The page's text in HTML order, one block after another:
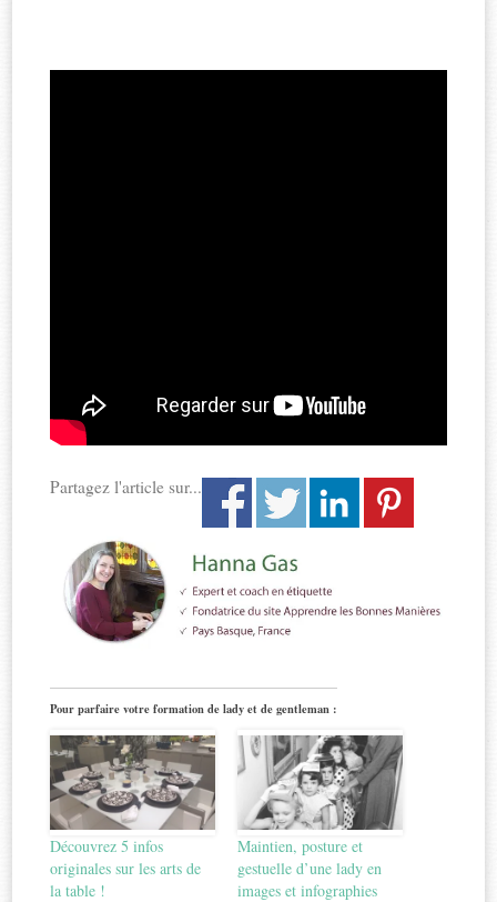
Partagez l'article sur...
Pour parfaire votre formation de lady et de gentleman :
Découvrez 5 infos
originales sur les arts de
la table !
Maintien, posture et
gestuelle d’une lady en
images et infographies